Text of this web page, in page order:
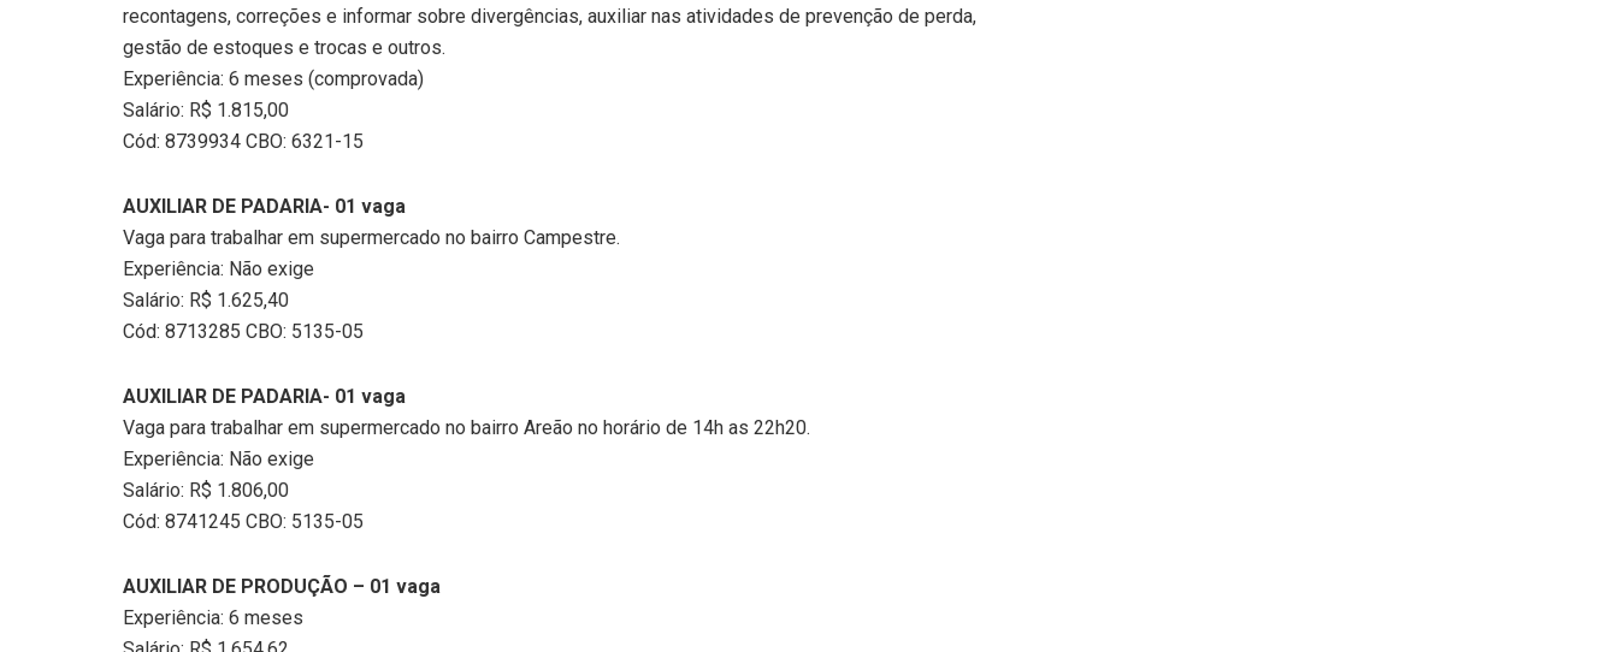
recontagens, correções e informar sobre divergências, auxiliar nas atividades de prevenção de perda,
gestão de estoques e trocas e outros.
Experiência: 6 meses (comprovada)
Salário: R$ 1.815,00
Cód: 8739934 CBO: 6321-15
AUXILIAR DE PADARIA- 01 vaga
Vaga para trabalhar em supermercado no bairro Campestre.
Experiência: Não exige
Salário: R$ 1.625,40
Cód: 8713285 CBO: 5135-05
AUXILIAR DE PADARIA- 01 vaga
Vaga para trabalhar em supermercado no bairro Areão no horário de 14h as 22h20.
Experiência: Não exige
Salário: R$ 1.806,00
Cód: 8741245 CBO: 5135-05
AUXILIAR DE PRODUÇÃO – 01 vaga
Experiência: 6 meses